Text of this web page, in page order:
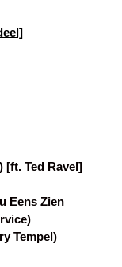
[ft. Ted Ravel]
Eens Zien
Tempel)